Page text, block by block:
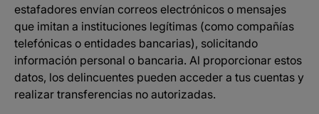
estafadores envían correos electrónicos o mensajes
que imitan a instituciones legítimas (como compañías
telefónicas o entidades bancarias), solicitando
información personal o bancaria. Al proporcionar estos
datos, los delincuentes pueden acceder a tus cuentas y
realizar transferencias no autorizadas.​